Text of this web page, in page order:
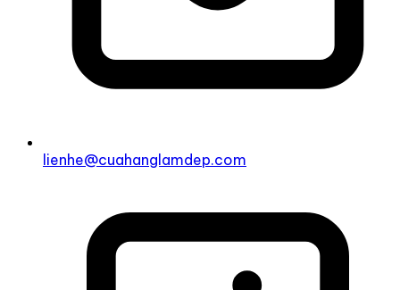
lienhe@cuahanglamdep.com